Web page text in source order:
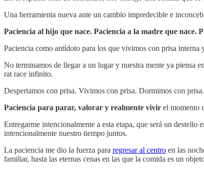
Una herramienta nueva ante un cambio impredecible e
Paciencia al hijo que nace. Paciencia a la madre que nace.
Paciencia como antídoto para los que vivimos con prisa interna
No terminamos de llegar a un lugar y nuestra mente ya piensa
rat race infinito.
Despertamos con prisa. Vivimos con prisa. Dormimos con prisa.
Paciencia para parar, valorar y realmente vivir el momento
Entregarme intencionalmente a esta etapa, que será un destello
intencionalmente nuestro tiempo juntos.
La paciencia me dio la fuerza para regresar al centro en las
familiar, hasta las eternas cenas en las que la comida es un